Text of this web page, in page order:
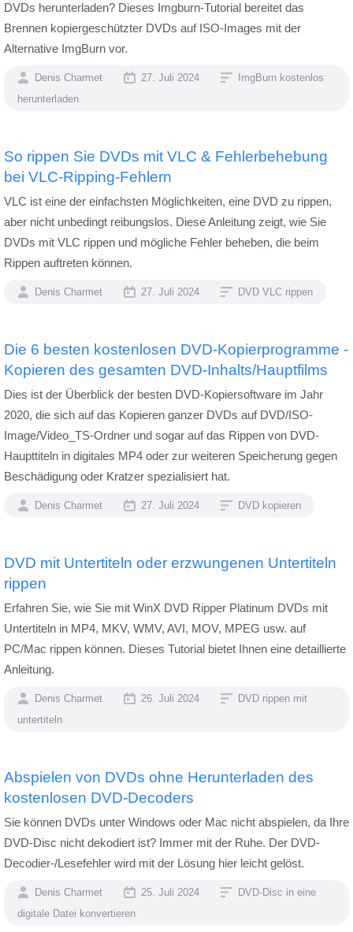
DVDs herunterladen? Dieses Imgburn-Tutorial bereitet das
Brennen kopiergeschützter DVDs auf ISO-Images mit der
Alternative ImgBurn vor.
Denis Charmet 27. Juli 2024
ImgBurn kostenlos
herunterladen
So rippen Sie DVDs mit VLC & Fehlerbehebung
bei VLC-Ripping-Fehlern
VLC ist eine der einfachsten Möglichkeiten, eine DVD zu rippen,
aber nicht unbedingt reibungslos. Diese Anleitung zeigt, wie Sie
DVDs mit VLC rippen und mögliche Fehler beheben, die beim
Rippen auftreten können.
Denis Charmet 27. Juli 2024 DVD VLC rippen
Die 6 besten kostenlosen DVD-Kopierprogramme -
Kopieren des gesamten DVD-Inhalts/Hauptfilms
Dies ist der Überblick der besten DVD-Kopiersoftware im Jahr
2020, die sich auf das Kopieren ganzer DVDs auf DVD/ISO-
Image/Video_TS-Ordner und sogar auf das Rippen von DVD-
Haupttiteln in digitales MP4 oder zur weiteren Speicherung gegen
Beschädigung oder Kratzer spezialisiert hat.
Denis Charmet 27. Juli 2024 DVD kopieren
DVD mit Untertiteln oder erzwungenen Untertiteln
rippen
Erfahren Sie, wie Sie mit WinX DVD Ripper Platinum DVDs mit
Untertiteln in MP4, MKV, WMV, AVI, MOV, MPEG usw. auf
PC/Mac rippen können. Dieses Tutorial bietet Ihnen eine detaillierte
Anleitung.
Denis Charmet 26. Juli 2024
DVD rippen mit
untertiteln
Abspielen von DVDs ohne Herunterladen des
kostenlosen DVD-Decoders
Sie können DVDs unter Windows oder Mac nicht abspielen, da Ihre
DVD-Disc nicht dekodiert ist? Immer mit der Ruhe. Der DVD-
Decodier-/Lesefehler wird mit der Lösung hier leicht gelöst.
Denis Charmet 25. Juli 2024
DVD-Disc in eine
digitale Datei konvertieren